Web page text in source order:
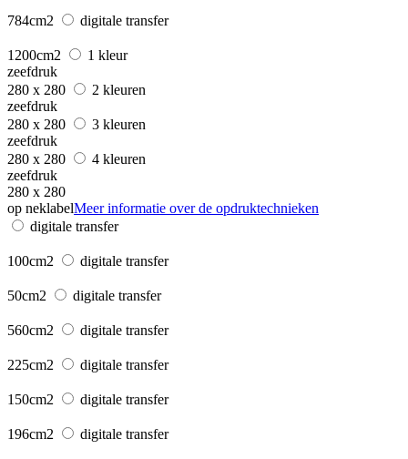
784cm2 digitale transfer
1200cm2
1 kleur
zeefdruk
280 x 280
2 kleuren
zeefdruk
280 x 280
3 kleuren
zeefdruk
280 x 280
4 kleuren
zeefdruk
280 x 280
op neklabelMeer informatie over de opdruktechnieken
digitale transfer
100cm2 digitale transfer
50cm2 digitale transfer
560cm2 digitale transfer
225cm2 digitale transfer
150cm2 digitale transfer
196cm2 digitale transfer